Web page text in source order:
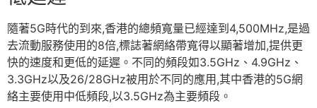
隨著5G時代的到來,香港的總頻寬量已經達到4,500MHz,是過
去流動服務使用的8倍,標誌著網絡帶寬得以顯著增加,提供更
快的速度和更低的延遲。不同的頻段如3.5GHz、4.9GHz、
3.3GHz以及26/28GHz被用於不同的應用,其中香港的5G網
絡主要使用中低頻段,以3.5GHz為主要頻段。